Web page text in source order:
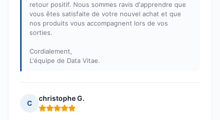
retour positif. Nous sommes ravis d'apprendre que
vous êtes satisfaite de votre nouvel achat et que
nos produits vous accompagnent lors de vos
sorties.
Cordialement,
L'équipe de Data Vitae.
C
christophe G.
Note : 5 sur 5